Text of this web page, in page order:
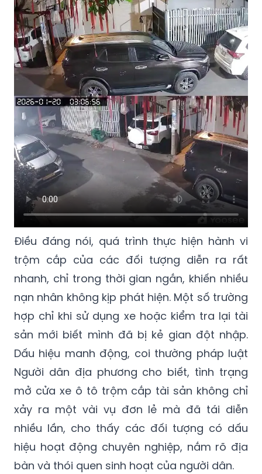
Điều đáng nói, quá trình thực hiện hành vi
trộm cắp của các đối tượng diễn ra rất
nhanh, chỉ trong thời gian ngắn, khiến nhiều
nạn nhân không kịp phát hiện. Một số trường
hợp chỉ khi sử dụng xe hoặc kiểm tra lại tài
sản mới biết mình đã bị kẻ gian đột nhập.
Dấu hiệu manh động, coi thường pháp luật
Người dân địa phương cho biết, tình trạng
mở cửa xe ô tô trộm cắp tài sản không chỉ
xảy ra một vài vụ đơn lẻ mà đã tái diễn
nhiều lần, cho thấy các đối tượng có dấu
hiệu hoạt động chuyên nghiệp, nắm rõ địa
bàn và thói quen sinh hoạt của người dân.